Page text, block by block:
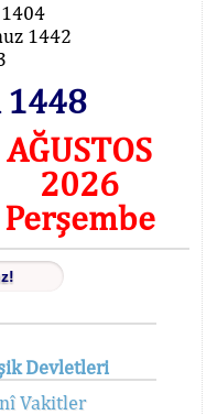
1404
1442
1448
AĞUSTOS
2026
Perşembe
Devletleri
Vakitler